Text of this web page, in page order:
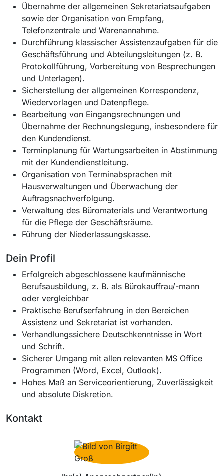
Übernahme der allgemeinen Sekretariatsaufgaben
sowie der Organisation von Empfang,
Telefonzentrale und Warenannahme.
Durchführung klassischer Assistenzaufgaben für die
Geschäftsführung und Abteilungsleitungen (z. B.
Protokollführung, Vorbereitung von Besprechungen
und Unterlagen).
Sicherstellung der allgemeinen Korrespondenz,
Wiedervorlagen und Datenpflege.
Bearbeitung von Eingangsrechnungen und
Übernahme der Rechnungslegung, insbesondere für
den Kundendienst.
Terminplanung für Wartungsarbeiten in Abstimmung
mit der Kundendienstleitung.
Organisation von Terminabsprachen mit
Hausverwaltungen und Überwachung der
Auftragsnachverfolgung.
Verwaltung des Büromaterials und Verantwortung
für die Pflege der Geschäftsräume.
Führung der Niederlassungskasse.
Dein Profil
Erfolgreich abgeschlossene kaufmännische
Berufsausbildung, z. B. als Bürokauffrau/-mann
oder vergleichbar
Praktische Berufserfahrung in den Bereichen
Assistenz und Sekretariat ist vorhanden.
Verhandlungssichere Deutschkenntnisse in Wort
und Schrift.
Sicherer Umgang mit allen relevanten MS Office
Programmen (Word, Excel, Outlook).
Hohes Maß an Serviceorientierung, Zuverlässigkeit
und absolute Diskretion.
Kontakt